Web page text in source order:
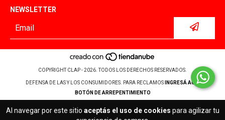
Al navegar por este sitio aceptás el uso de cookies para agilizar tu
NEWSLETTER
COPYRIGHT CLAP - 2026. TODOS LOS DERECHOS RESERVADOS.
DEFENSA DE LAS Y LOS CONSUMIDORES. PARA RECLAMOS
INGRESÁ ACÁ.
BOTÓN DE ARREPENTIMIENTO